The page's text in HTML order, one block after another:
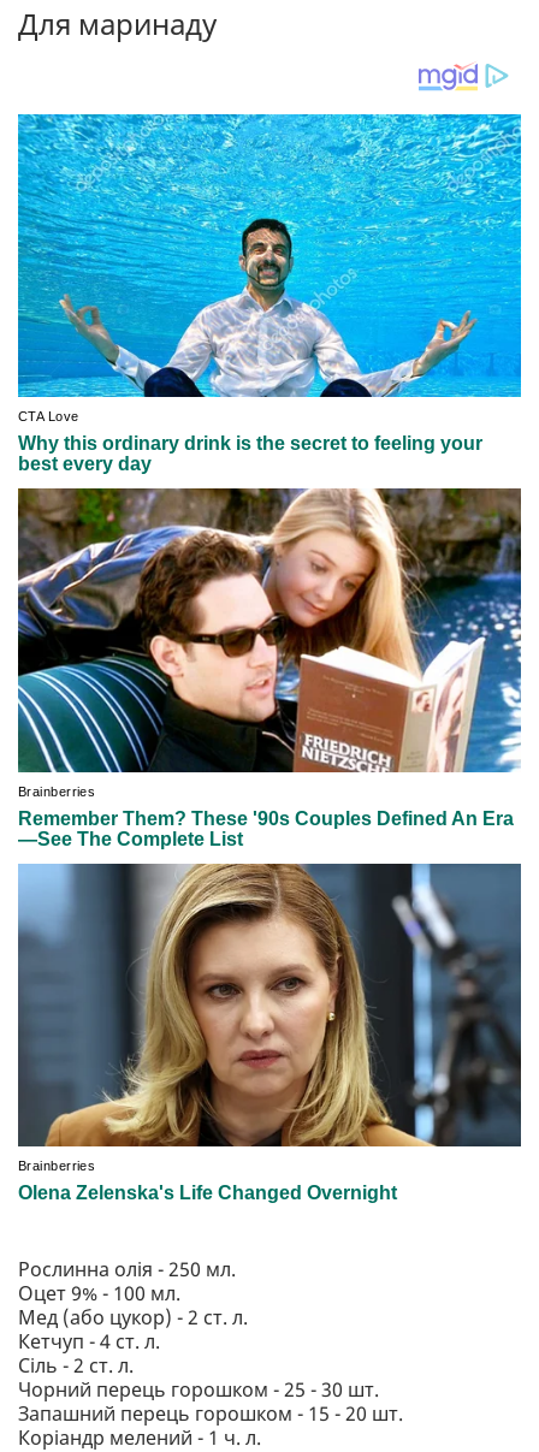
Для маринаду
Рослинна олія - 250 мл.
Оцет 9% - 100 мл.
Мед (або цукор) - 2 ст. л.
Кетчуп - 4 ст. л.
Сіль - 2 ст. л.
Чорний перець горошком - 25 - 30 шт.
Запашний перець горошком - 15 - 20 шт.
Коріандр мелений - 1 ч. л.